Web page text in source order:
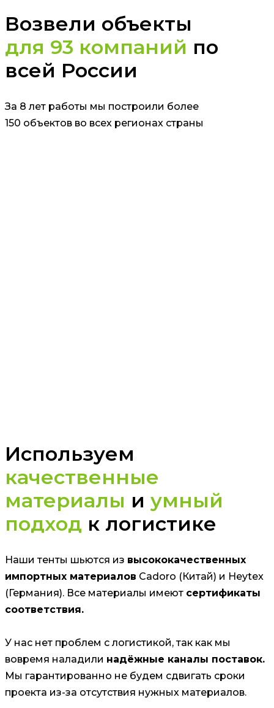
Возвели объекты
для 93 компаний по
всей России
За 8 лет работы мы построили более
150 объектов во всех регионах страны
Используем
качественные
материалы и умный
подход к логистике
Наши тенты шьются из высококачественных
импортных материалов Cadoro (Китай) и Heytex
(Германия). Все материалы имеют сертификаты
соответствия.
У нас нет проблем с логистикой, так как мы
вовремя наладили надёжные каналы поставок.
Мы гарантированно не будем сдвигать сроки
проекта из-за отсутствия нужных материалов.